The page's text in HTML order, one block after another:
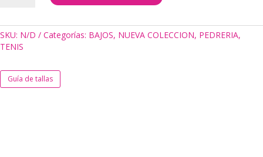
SKU: N/D Categorías: BAJOS, NUEVA COLECCION, PEDRERIA,
TENIS
Guía de tallas